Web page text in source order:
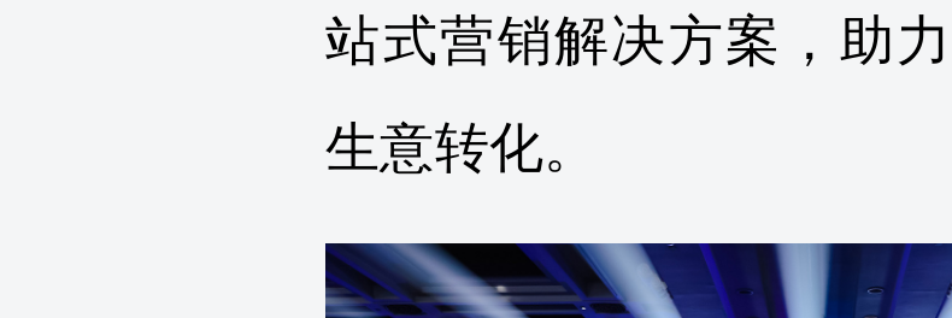
站式营销解决方案，助
生意转化。